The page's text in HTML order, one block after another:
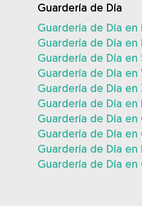
Guardería de Día
Guardería de Día en
Guardería de Día en
Guardería de Día en
Guardería de Día en
Guardería de Día en
Guardería de Día en
Guardería de Día en
Guardería de Día
Guardería de Día en
Guardería de Día en